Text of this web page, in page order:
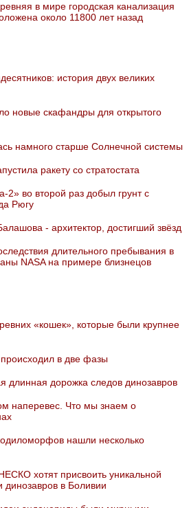
в мире городская канализация
около 11800 лет назад
история двух великих
новые скафандры для открытого
намного старше Солнечной системы
ракету со стратостата
2» во второй раз добыл грунт с
Рюгу
- архитектор, достигший звёзд
длительного пребывания в
NASA на примере близнецов
«кошек», которые были крупнее
в две фазы
длинная дорожка следов динозавров
наперевес. Что мы знаем о
нашли несколько
хотят присвоить уникальной
динозавров в Боливии